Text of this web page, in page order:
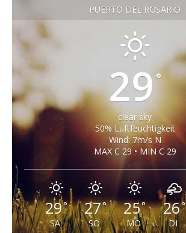
PUERTO DEL ROSARIO
29 °
clear sky
50% Luftfeuchtigkeit
Wind: 7m/s N
MAX C 29 • MIN C 29
29°
SA
27°
SO
25°
MO
26°
DI